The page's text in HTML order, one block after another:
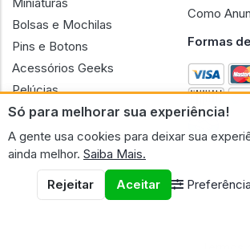
Só para melhorar sua experiência!
A gente usa cookies para deixar sua
ainda melhor. Saiba Mais.
Rejeitar
Aceitar
Bolsas e Mochilas
Pins e Botons
Acessórios Geeks
Pelúcias
Bonecas
Como
Formas
CNPJ n.º 30.220.458/0001-17 - GERAL GEEK